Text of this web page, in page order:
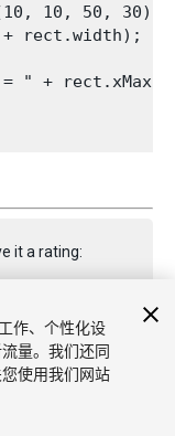
10, 50, 30);
rect.width); //
= " +
it a rating:
作、个性化设
量。我们还同
使用我们网站